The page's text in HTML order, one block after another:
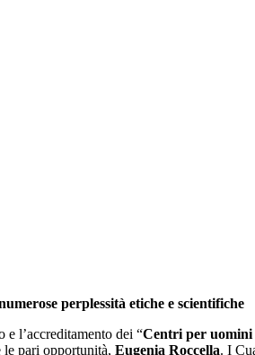
perplessità etiche e scientifiche
e l’accreditamento dei “Centri per uomini
le pari opportunità, Eugenia Roccella. I